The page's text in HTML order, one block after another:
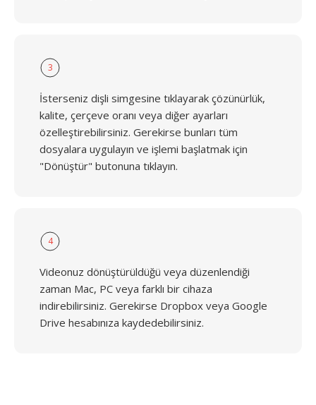
3
İsterseniz dişli simgesine tıklayarak çözünürlük,
kalite, çerçeve oranı veya diğer ayarları
özelleştirebilirsiniz. Gerekirse bunları tüm
dosyalara uygulayın ve işlemi başlatmak için
"Dönüştür" butonuna tıklayın.
4
Videonuz dönüştürüldüğü veya düzenlendiği
zaman Mac, PC veya farklı bir cihaza
indirebilirsiniz. Gerekirse Dropbox veya Google
Drive hesabınıza kaydedebilirsiniz.